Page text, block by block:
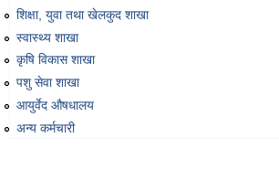
शिक्षा, युवा तथा खेलकुद शाखा
स्वास्थ्य शाखा
कृषि विकास शाखा
पशु सेवा शाखा
आयुर्वेद औषधालय
अन्य कर्मचारी